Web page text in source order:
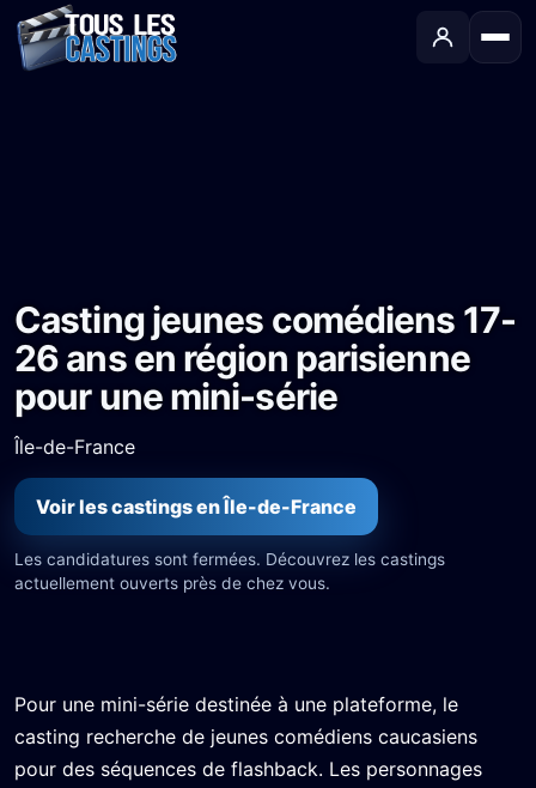
Casting jeunes comédiens 17-
26 ans en région parisienne
pour une mini-série
Île-de-France
Voir les castings en Île-de-France
Les candidatures sont fermées. Découvrez les castings
actuellement ouverts près de chez vous.
Pour une mini-série destinée à une plateforme, le
casting recherche de jeunes comédiens caucasiens
pour des séquences de flashback. Les personnages